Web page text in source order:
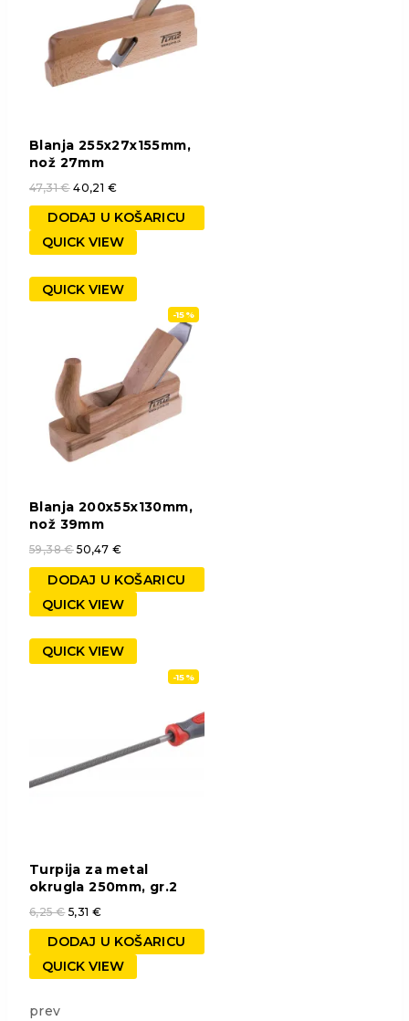
Blanja 255x27x155mm,
nož 27mm
47,31€ 40,21 €
DODAJ U KOŠARICU
QUICK VIEW
QUICK VIEW
-15%
Blanja 200x55x130mm,
nož 39mm
59,38€ 50,47 €
DODAJ U KOŠARICU
QUICK VIEW
QUICK VIEW
-15%
Turpija za metal
okrugla 250mm, gr.2
6,25€ 5,31 €
DODAJ U KOŠARICU
QUICK VIEW
prev